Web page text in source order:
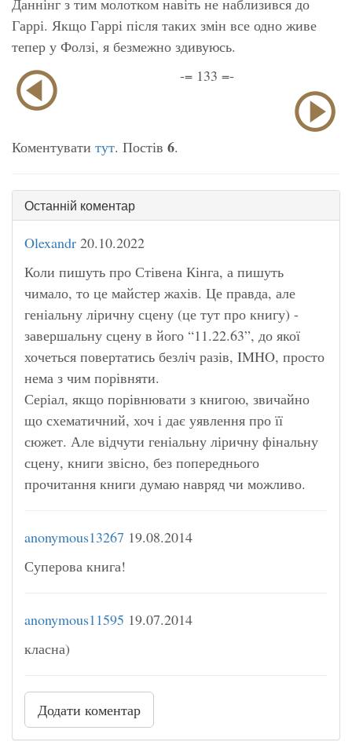
Гаррі. Якщо Гаррі після таких змін все одно живе
тепер у Фолзі, я безмежно здивуюсь.
-= 133 =-
Коментувати тут. Постів 6.
Останній коментар
Olexandr 20.10.2022
Коли пишуть про Стівена Кінга, а пишуть
чимало, то це майстер жахів. Це правда, але
геніальну ліричну сцену (це тут про книгу) -
завершальну сцену в його “11.22.63”, до якої
хочеться повертатись безліч разів, IMHO, просто
нема з чим порівняти.
Серіал, якщо порівнювати з книгою, звичайно
що схематичний, хоч і дає уявлення про її
сюжет. Але відчути геніальну ліричну фінальну
сцену, книги звісно, без попереднього
прочитання книги думаю навряд чи можливо.
anonymous13267 19.08.2014
Суперова книга!
anonymous11595 19.07.2014
класна)
Додати коментар